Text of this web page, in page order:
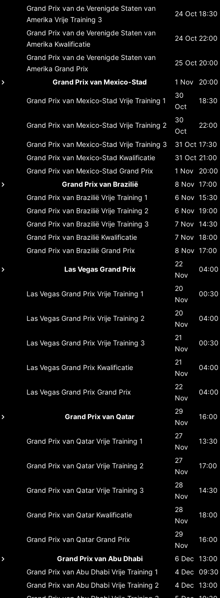
Grand Prix van de Verenigde Staten van
Amerika Vrije Training 3
24 Oct 18:30
Grand Prix van de Verenigde Staten van
Amerika Kwalificatie
24 Oct 22:00
Grand Prix van de Verenigde Staten van
Amerika Grand Prix
25 Oct 20:00
Grand Prix van Mexico-Stad 1 Nov 20:00
Grand Prix van Mexico-Stad Vrije Training 1
30
Oct
18:30
Grand Prix van Mexico-Stad Vrije Training 2
30
Oct
22:00
Grand Prix van Mexico-Stad Vrije Training 3 31 Oct 17:30
Grand Prix van Mexico-Stad Kwalificatie 31 Oct 21:00
Grand Prix van Mexico-Stad Grand Prix 1 Nov
20:00
Grand Prix van Brazilië
8 Nov 17:00
Grand Prix van Brazilië Vrije Training 1 6 Nov 15:30
Grand Prix van Brazilië Vrije Training 2 6 Nov 19:00
Grand Prix van Brazilië Vrije Training 3 7 Nov 14:30
Grand Prix van Brazilië Kwalificatie 7 Nov 18:00
Grand Prix van Brazilië Grand Prix 8 Nov 17:00
Las Vegas Grand Prix
22
Nov
04:00
Las Vegas Grand Prix Vrije Training 1
20
Nov
00:30
Las Vegas Grand Prix Vrije Training 2
20
Nov
04:00
Las Vegas Grand Prix Vrije Training 3
21
Nov
00:30
Las Vegas Grand Prix Kwalificatie
21
Nov
04:00
Las Vegas Grand Prix Grand Prix
22
Nov
04:00
Grand Prix van Qatar
29
Nov
16:00
Grand Prix van Qatar Vrije Training 1
27
Nov
13:30
Grand Prix van Qatar Vrije Training 2
27
Nov
17:00
Grand Prix van Qatar Vrije Training 3
28
Nov
14:30
Grand Prix van Qatar Kwalificatie
28
Nov
18:00
Grand Prix van Qatar Grand Prix
29
Nov
16:00
Grand Prix van Abu Dhabi 6 Dec
13:00
Grand Prix van Abu Dhabi Vrije Training 1 4 Dec
09:30
Grand Prix van Abu Dhabi Vrije Training 2 4 Dec
13:00